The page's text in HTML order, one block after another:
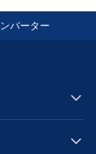
バーター